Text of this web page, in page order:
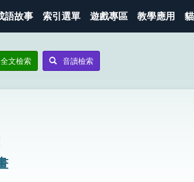
語故事 索引選單 遊戲專區 教學應用
全文檢索 音讀檢索